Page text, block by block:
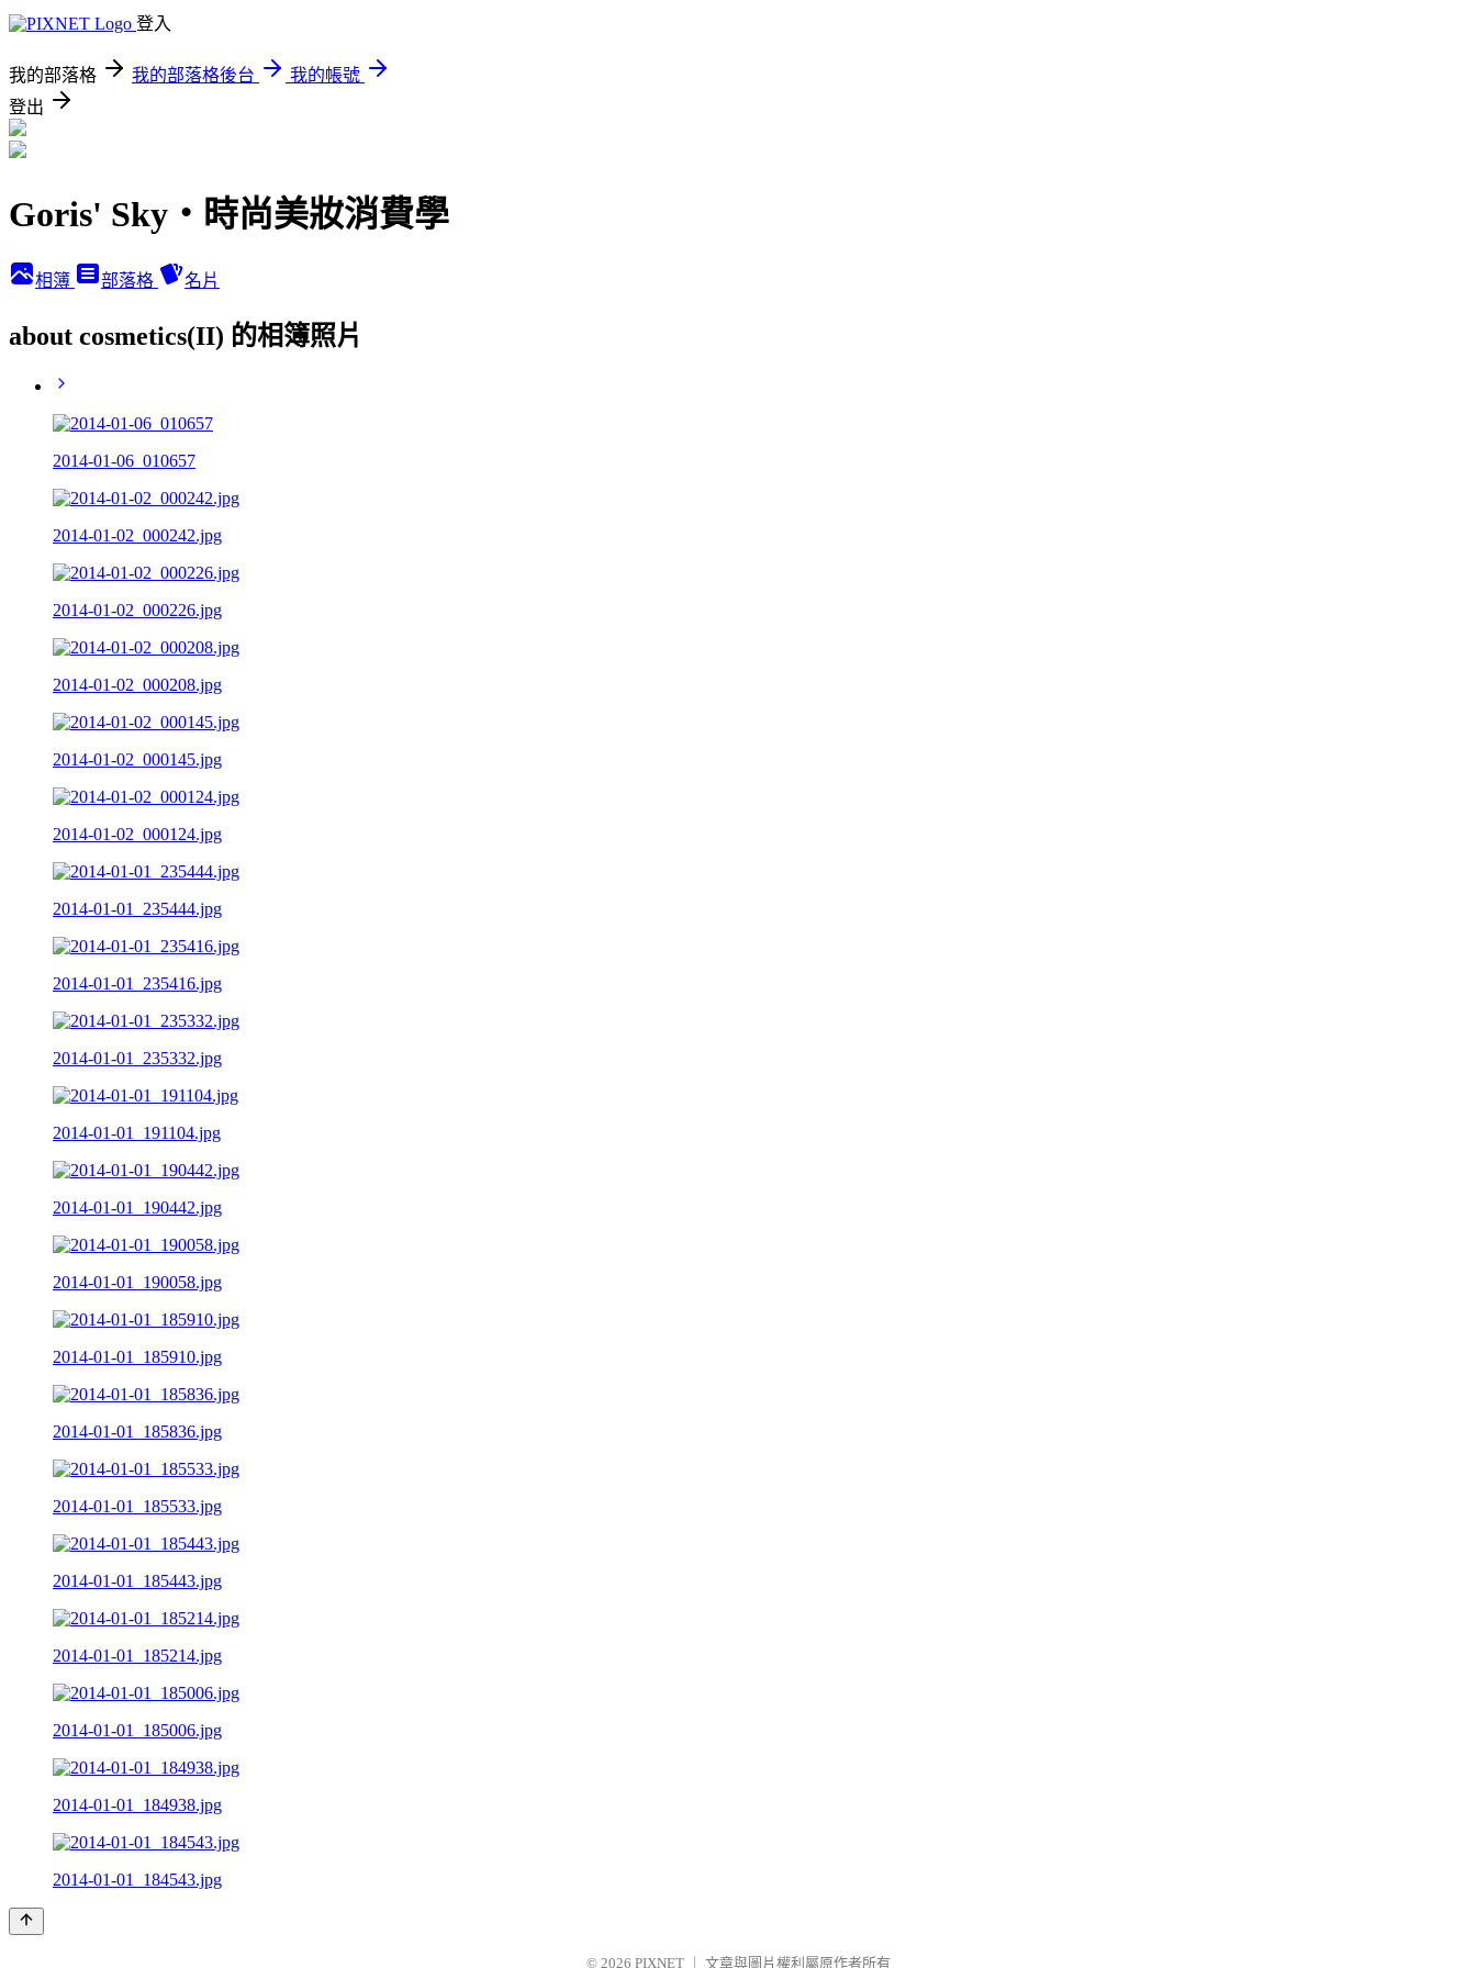
登入
我的部落格 我的部落格後台
我的帳號
登出
Goris' Sky‧時尚美妝消費學
相簿 部落格 名片
about cosmetics(II) 的相簿照片
2014-01-06_010657
2014-01-02_000242.jpg
2014-01-02_000226.jpg
2014-01-02_000208.jpg
2014-01-02_000145.jpg
2014-01-02_000124.jpg
2014-01-01_235444.jpg
2014-01-01_235416.jpg
2014-01-01_235332.jpg
2014-01-01_191104.jpg
2014-01-01_190442.jpg
2014-01-01_190058.jpg
2014-01-01_185910.jpg
2014-01-01_185836.jpg
2014-01-01_185533.jpg
2014-01-01_185443.jpg
2014-01-01_185214.jpg
2014-01-01_185006.jpg
2014-01-01_184938.jpg
2014-01-01_184543.jpg
© 2026 PIXNET 文章與圖片權利屬原作者所有